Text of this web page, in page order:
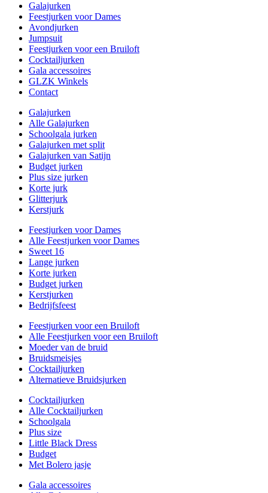
Galajurken
Feestjurken voor Dames
Avondjurken
Jumpsuit
Feestjurken voor een Bruiloft
Cocktailjurken
Gala accessoires
GLZK Winkels
Contact
Galajurken
Alle Galajurken
Schoolgala jurken
Galajurken met split
Galajurken van Satijn
Budget jurken
Plus size jurken
Korte jurk
Glitterjurk
Kerstjurk
Feestjurken voor Dames
Alle Feestjurken voor Dames
Sweet 16
Lange jurken
Korte jurken
Budget jurken
Kerstjurken
Bedrijfsfeest
Feestjurken voor een Bruiloft
Alle Feestjurken voor een Bruiloft
Moeder van de bruid
Bruidsmeisjes
Cocktailjurken
Alternatieve Bruidsjurken
Cocktailjurken
Alle Cocktailjurken
Schoolgala
Plus size
Little Black Dress
Budget
Met Bolero jasje
Gala accessoires